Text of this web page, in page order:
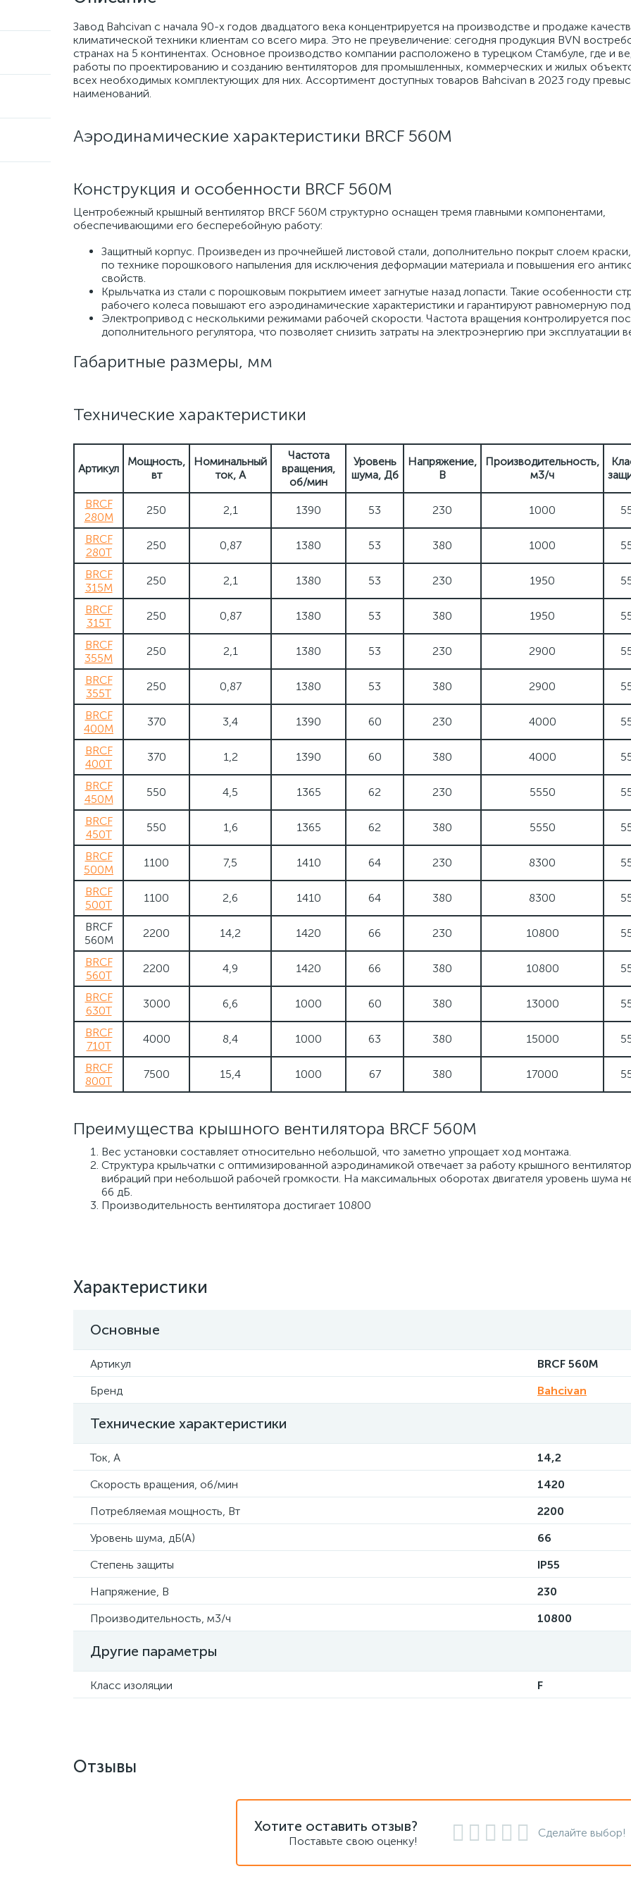
Завод Bahcivan с начала 90-х годов двадцатого века концентрируется на производстве и продаже
климатической техники клиентам со всего мира. Это не преувеличение: сегодня продукция BVN
странах на 5 континентах. Основное производство компании расположено в турецком Стамбуле, где и
работы по проектированию и созданию вентиляторов для промышленных, коммерческих и жилых
всех необходимых комплектующих для них. Ассортимент доступных товаров Bahcivan в 2023 году
наименований.
Аэродинамические характеристики BRCF 560M
Конструкция и особенности BRCF 560M
Центробежный крышный вентилятор BRCF 560M структурно оснащен тремя главными компонентами,
обеспечивающими его бесперебойную работу:
Защитный корпус. Произведен из прочнейшей листовой стали, дополнительно покрыт слоем
по технике порошкового напыления для исключения деформации материала и повышения его
свойств.
Крыльчатка из стали с порошковым покрытием имеет загнутые назад лопасти. Такие особенности
рабочего колеса повышают его аэродинамические характеристики и гарантируют равномерную
Электропривод с несколькими режимами рабочей скорости. Частота вращения контролируется
дополнительного регулятора, что позволяет снизить затраты на электроэнергию при эксплуатации
Габаритные размеры, мм
Технические характеристики
Артикул
Мощность,
вт
Номинальный
ток, А
Частота
вращения,
об/мин
Уровень
шума, Дб
Напряжение,
В
Производительность,
м3/ч
BRCF
280M
250 2,1 1390 53 230 1000
BRCF
280T
250 0,87 1380 53 380 1000
BRCF
315M
250 2,1 1380 53 230 1950
BRCF
315T
250 0,87 1380 53 380 1950
BRCF
355M
250 2,1 1380 53 230 2900
BRCF
355T
250 0,87 1380 53 380 2900
BRCF
400M
370 3,4 1390 60 230 4000
BRCF
400T
370 1,2 1390 60 380 4000
BRCF
450M
550 4,5 1365 62 230 5550
BRCF
450T
550 1,6 1365 62 380 5550
BRCF
500M
1100 7,5 1410 64 230 8300
BRCF
500T
1100 2,6 1410 64 380 8300
BRCF
560M
2200 14,2 1420 66 230 10800
BRCF
560T
2200 4,9 1420 66 380 10800
BRCF
630T
3000 6,6 1000 60 380 13000
BRCF
710T
4000 8,4 1000 63 380 15000
BRCF
800T
7500 15,4 1000 67 380 17000
Преимущества крышного вентилятора BRCF 560M
Вес установки составляет относительно небольшой, что заметно упрощает ход монтажа.
Структура крыльчатки с оптимизированной аэродинамикой отвечает за работу крышного
вибраций при небольшой рабочей громкости. На максимальных оборотах двигателя уровень шума
66 дБ.
Производительность вентилятора достигает 10800
Характеристики
Основные
Артикул
BRCF 560M
Бренд
Bahcivan
Технические характеристики
Ток, А
14,2
Скорость вращения, об/мин
1420
Потребляемая мощность, Вт
2200
Уровень шума, дБ(А)
66
Степень защиты
IP55
Напряжение, В
230
Производительность, м3/ч
10800
Другие параметры
Класс изоляции F
Отзывы
Хотите оставить отзыв?
Поставьте свою оценку!
Сделайте выбор!